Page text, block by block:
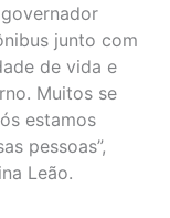
junto com
de vida e
Muitos se
estamos
pessoas”,
Leão.